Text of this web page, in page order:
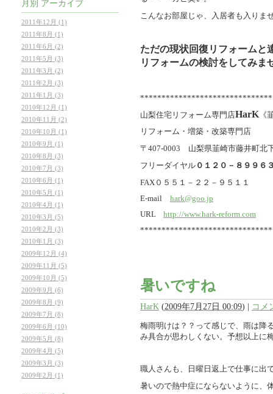
こんなお部屋じゃ、入居者も入りま
ただの現状回復リフォームと
リフォームの検討をしてみま
山梨住宅リフォーム専門店HarK 《
リフォーム・増築・改築専門店
〒407-0003 山梨県韮崎市藤井町北
フリーダイヤル ０１２０－８９９６
FAX０５５１－２２－９５１１
E-mail hark@goo.jp
URL http://www.hark-reform.com
暑いですね
HarK (2009年7月27日 00:09) | コメ
梅雨明けは？？って感じで、雨は降
み具合が思わしくない。予想以上に
職人さんも、日曜日返上で仕事に出
暑いので熱中症にならないように、
月別 アーカイブ
2011年12月 (1)
2011年8月 (1)
2011年6月 (2)
2011年5月 (3)
2011年3月 (2)
2011年2月 (3)
2011年1月 (3)
2010年12月 (1)
2010年11月 (2)
2010年10月 (1)
2010年9月 (1)
2010年8月 (3)
2010年7月 (3)
2010年6月 (1)
2010年5月 (1)
2010年4月 (1)
2010年3月 (5)
2010年2月 (3)
2010年1月 (3)
2009年12月 (4)
2009年11月 (5)
2009年10月 (5)
2009年9月 (6)
2009年8月 (9)
2009年7月 (8)
2009年6月 (10)
2009年5月 (8)
2009年4月 (5)
2009年3月 (3)
2009年2月 (1)